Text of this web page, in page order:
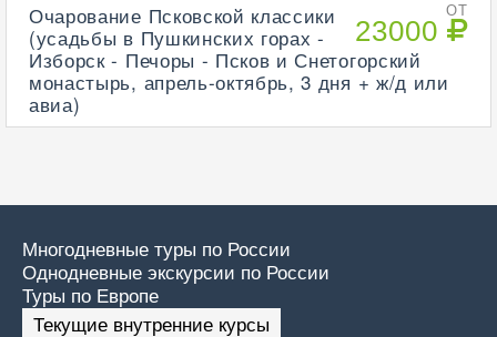
ОТ
23000
Очарование Псковской классики
(усадьбы в Пушкинских горах -
Изборск - Печоры - Псков и Снетогорский
монастырь, апрель-октябрь, 3 дня + ж/д или
авиа)
Многодневные туры по России
Однодневные экскурсии по России
Туры по Европе
Текущие внутренние курсы